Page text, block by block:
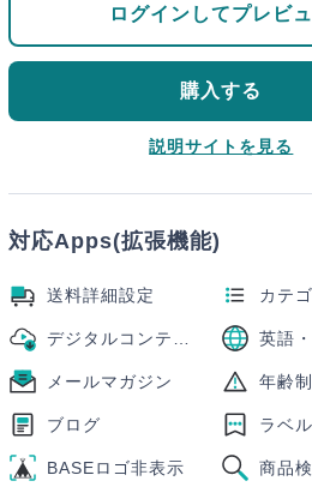
ログインしてプレビ
購入する
説明サイトを見る
対応Apps(拡張機能)
送料詳細設定 カテ
英語
メールマガジン 年齢
ブログ ラベル
BASEロゴ非表示 商品